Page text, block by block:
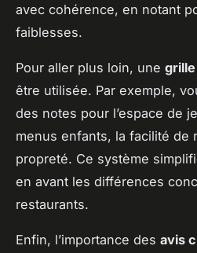
avec cohérence, en notant
faiblesses.
Pour aller plus loin, une
être utilisée. Par exemple,
des notes pour l’espace de
menus enfants, la facilité de
propreté. Ce système
en avant les différences
restaurants.
Enfin, l’importance des avis